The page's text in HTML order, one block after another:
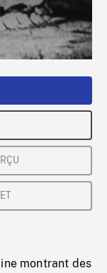
:
Playback
montrant des